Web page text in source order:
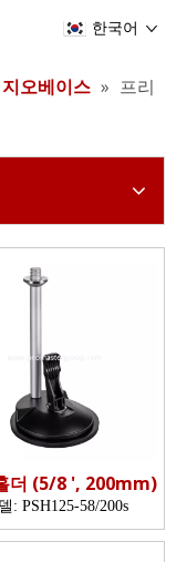
한국어
오베이스 » 프리
더 (5/8 ', 200mm)
: PSH125-58/200s